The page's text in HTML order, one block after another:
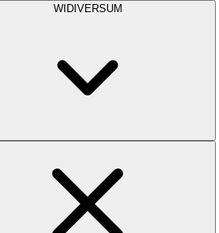
WIDIVERSUM